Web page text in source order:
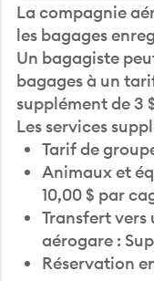
La compagnie
les bagages
Un bagagiste
bagages à un
supplément de 3
Les services
Tarif de
Animaux et
10,00 $ par
Transfert
aérogare :
Réservation